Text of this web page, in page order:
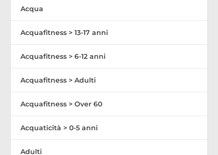
Acqua
Acquafitness > 13-17 anni
Acquafitness > 6-12 anni
Acquafitness > Adulti
Acquafitness > Over 60
Acquaticità > 0-5 anni
Adulti